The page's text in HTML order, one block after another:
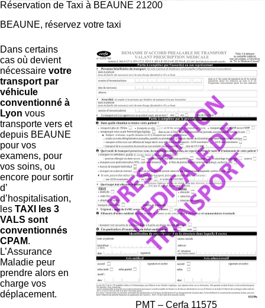
Réservation de Taxi à BEAUNE 21200
BEAUNE, réservez votre taxi
PMT – Cerfa 11575
Dans certains
cas où devient
nécessaire votre
transport par
véhicule
conventionné à
Lyon vous
transporte vers et
depuis BEAUNE
pour vos
examens, pour
vos soins, ou
encore pour sortir
d’
d’hospitalisation,
les TAXI les 3
VALS sont
conventionnés
CPAM.
L’Assurance
Maladie peur
prendre alors en
charge vos
déplacement.